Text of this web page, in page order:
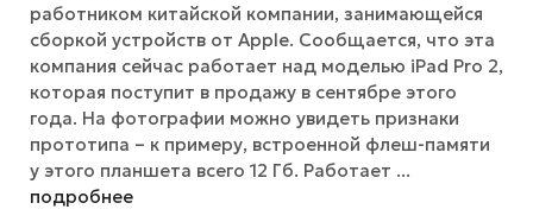
работником китайской компании, занимающейся
сборкой устройств от Apple. Сообщается, что эта
компания сейчас работает над моделью iPad Pro 2,
которая поступит в продажу в сентябре этого
года. На фотографии можно увидеть признаки
прототипа – к примеру, встроенной флеш-памяти
у этого планшета всего 12 Гб. Работает ...
подробнее